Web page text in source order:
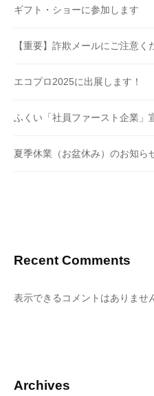
ギフト・ショーに参加します
【重要】詐欺メールにご注意く
エコプロ2025に出展します！
ふくい「社員ファースト企業」
夏季休業（お盆休み）のお知ら
Recent Comments
表示できるコメントはありませ
Archives